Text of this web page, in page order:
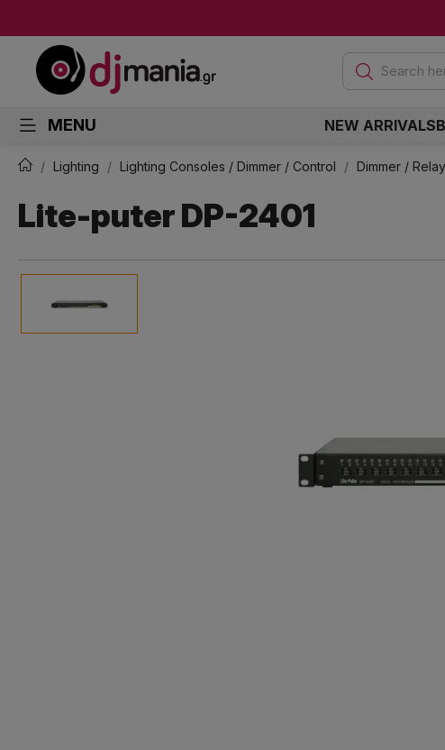
Search
MENU NEW ARRIVALS
Lighting Lighting Consoles / Dimmer / Control Dimmer / Relay
Lite-puter DP-2401